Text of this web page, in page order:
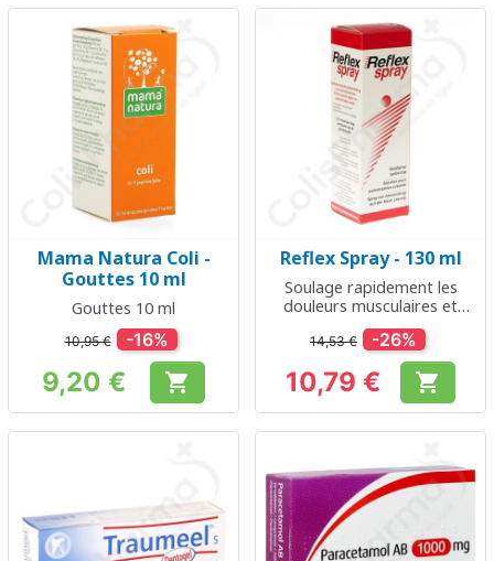
Mama Natura Coli -
Gouttes 10 ml
Gouttes 10 ml
10,95 € -16%
Prix
9,20 € 
Reflex Spray - 130 ml
Soulage rapidement les
douleurs musculaires et
articulaires
14,53 € -26%
Prix
10,79 € 